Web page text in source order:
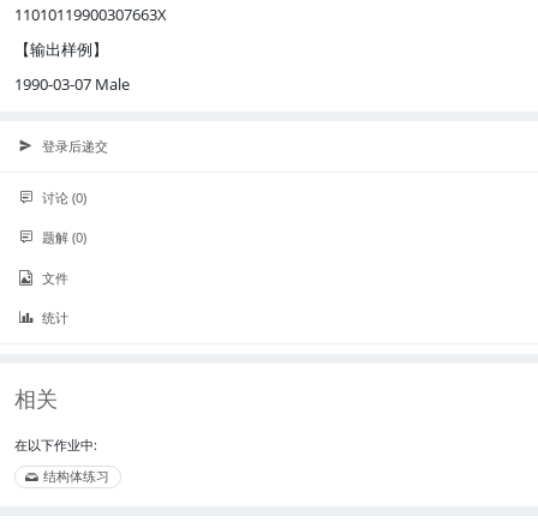
11010119900307663X
【输出样例】
1990-03-07 Male
登录后递交
讨论 (0)
题解 (0)
文件
统计
相关
在以下作业中:
结构体练习